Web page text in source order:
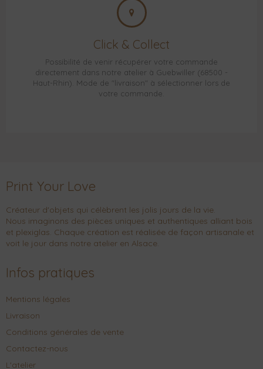
Click & Collect
Possibilité de venir récupérer votre commande
directement dans notre atelier à Guebwiller (68500 -
Haut-Rhin). Mode de "livraison" à sélectionner lors de
votre commande.
Print Your Love
Créateur d'objets qui célèbrent les jolis jours de la vie.
Nous imaginons des pièces uniques et authentiques alliant bois
et plexiglas. Chaque création est réalisée de façon artisanale et
voit le jour dans notre atelier en Alsace.
Infos pratiques
Mentions légales
Livraison
Conditions générales de vente
Contactez-nous
L'atelier